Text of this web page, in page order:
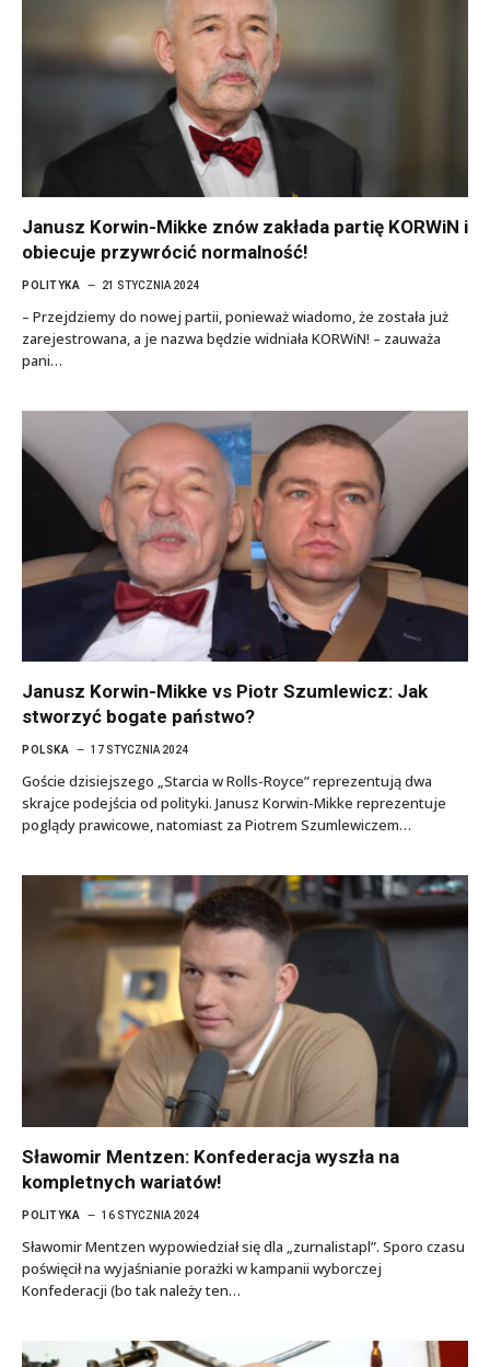
Janusz Korwin-Mikke znów zakłada partię KORWiN i
obiecuje przywrócić normalność!
POLITYKA 21 STYCZNIA 2024
– Przejdziemy do nowej partii, ponieważ wiadomo, że została już
zarejestrowana, a je nazwa będzie widniała KORWiN! – zauważa
pani…
Janusz Korwin-Mikke vs Piotr Szumlewicz: Jak
stworzyć bogate państwo?
POLSKA 17 STYCZNIA 2024
Goście dzisiejszego „Starcia w Rolls-Royce” reprezentują dwa
skrajce podejścia od polityki. Janusz Korwin-Mikke reprezentuje
poglądy prawicowe, natomiast za Piotrem Szumlewiczem…
Sławomir Mentzen: Konfederacja wyszła na
kompletnych wariatów!
POLITYKA 16 STYCZNIA 2024
Sławomir Mentzen wypowiedział się dla „zurnalistapl”. Sporo czasu
poświęcił na wyjaśnianie porażki w kampanii wyborczej
Konfederacji (bo tak należy ten…